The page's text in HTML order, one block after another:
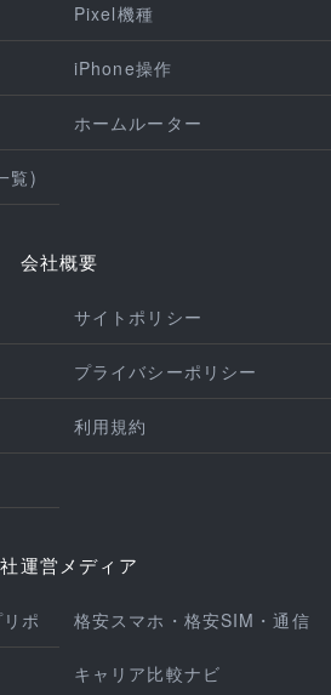
Pixel機種
iPhone操作
ホームルーター
覧)
会社概要
サイトポリシー
プライバシーポリシー
利用規約
運営メディア
ポ 格安スマホ・格安SIM・通信
キャリア比較ナビ